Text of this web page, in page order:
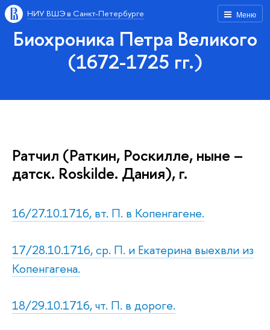
Меню
НИУ ВШЭ в Санкт-Петербурге
Биохроника Петра Великого
(1672-1725 гг.)
Ратчил (Раткин, Роскилле, ныне –
датск. Rоskilde. Дания), г.
16/27.10.1716, вт. П. в Копенгагене.
17/28.10.1716, ср. П. и Екатерина выехвли из
Копенгагена.
18/29.10.1716, чт. П. в дороге.